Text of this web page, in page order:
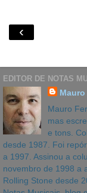
‹
EDITOR DE NOTAS
Mauro
mas
e tons.
desde 1987. Foi
a 1997. Assinou a
novembro de 1998 a
Rolling Stone desde